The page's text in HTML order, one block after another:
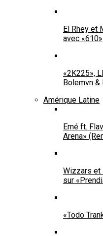
El Rhey et
avec «610»
«2K225»,
Bolemvn &
Amérique Latine
Emé ft.
Arena»
Wizzars et
sur
«Todo